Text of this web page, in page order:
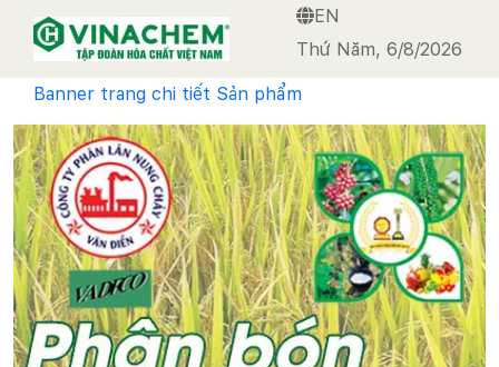
VINACHEM
EN
Thứ Năm, 6/8/2026
Banner trang chi tiết Sản phẩm